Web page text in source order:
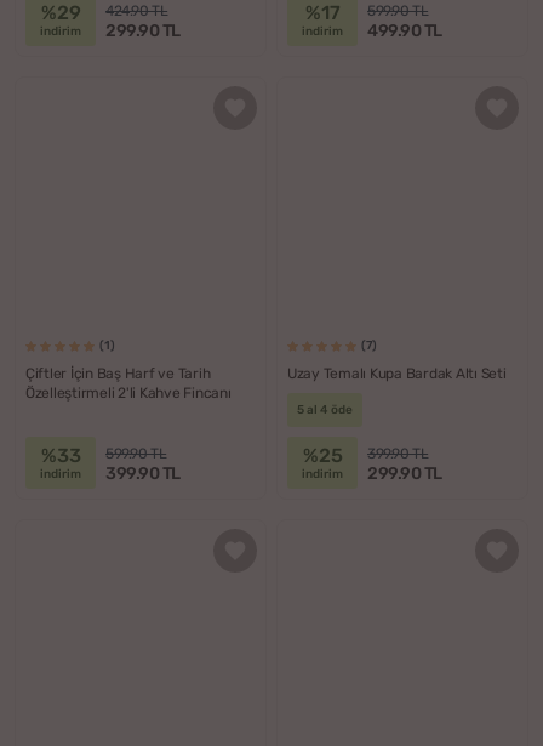
%29
indirim
424.90 TL
299.90 TL
%17
indirim
599.90 TL
499.90 TL
(1)
Çiftler İçin Baş Harf ve Tarih
Özelleştirmeli 2'li Kahve Fincanı
%33
indirim
599.90 TL
399.90 TL
(7)
Uzay Temalı Kupa Bardak Altı Seti
5 al 4 öde
%25
indirim
399.90 TL
299.90 TL